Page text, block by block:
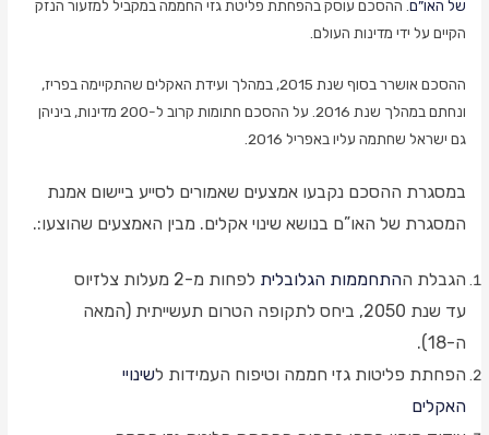
של האו”ם . ההסכם עוסק בהפחתת פליטת גזי החממה במקביל למזעור הנזק
הקיים על ידי מדינות העולם.
ההסכם אושרר בסוף שנת 2015, במהלך ועידת האקלים שהתקיימה בפריז,
ונחתם במהלך שנת 2016. על ההסכם חתומות קרוב ל-200 מדינות, ביניהן
גם ישראל שחתמה עליו באפריל 2016.
במסגרת ההסכם נקבעו אמצעים שאמורים לסייע ביישום אמנת
המסגרת של האו”ם בנושא שינוי אקלים. מבין האמצעים שהוצעו:.
הגבלת ההתחממות הגלובלית
לפחות מ-2 מעלות צלזיוס
עד שנת 2050, ביחס לתקופה הטרום תעשייתית (המאה
ה-18).
הפחתת פליטות גזי חממה וטיפוח העמידות לשינויי
האקלים